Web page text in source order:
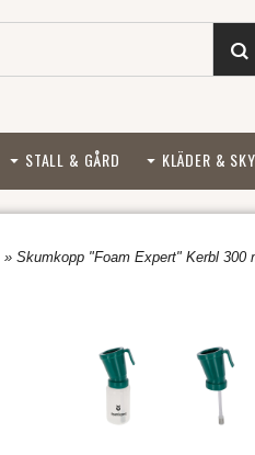
STALL & GÅRD KLÄDER &
» Skumkopp "Foam Expert" Kerbl 300